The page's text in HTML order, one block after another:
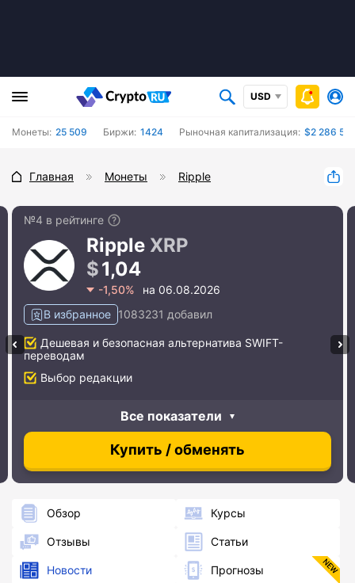
USD
Монеты: 25 509 Биржи: 1424 Рыночная капитализация: $2 286
Главная Монеты Ripple
№4 в рейтинге
Ripple XRP
1,04
-1,50%
на 06.08.2026
В избранное 1083231 добавил
Дешевая и безопасная альтернатива SWIFT-
переводам
Выбор редакции
Все показатели
Купить / обменять
#2 Ethereum #5
Обзор Курсы
Отзывы Статьи
Новости Прогнозы